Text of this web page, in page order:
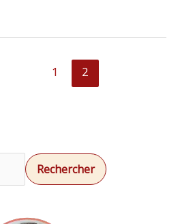
1 2
Rechercher